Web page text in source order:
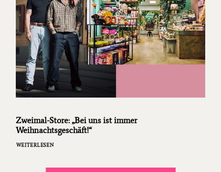
Zweimal-Store: „Bei uns ist immer
Weihnachtsgeschäft!“
WEITERLESEN